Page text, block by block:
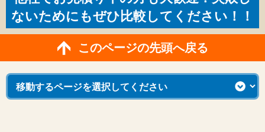
ないためにもぜひ比較してください！！
このページの先頭へ戻る